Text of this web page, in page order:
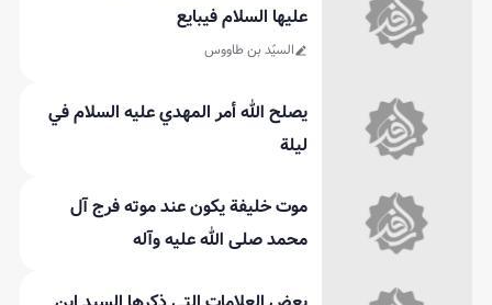
عليها السلام فيبايع
السيّد بن طاووس
يصلح الله أمر المهدي عليه السلام في
ليلة
موت خليفة يكون عند موته فرج آل
محمد صلى الله عليه وآله